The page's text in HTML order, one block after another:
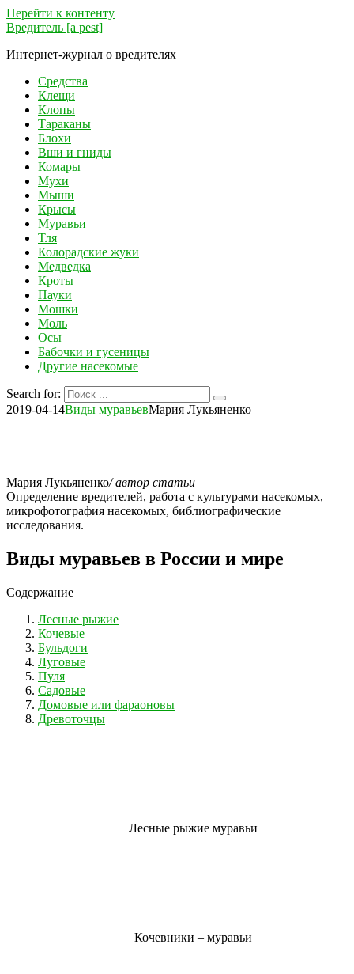
Перейти к контенту
Вредитель [a pest]
Интернет-журнал о вредителях
Средства
Клещи
Клопы
Тараканы
Блохи
Вши и гниды
Комары
Мухи
Мыши
Крысы
Муравьи
Тля
Колорадские жуки
Медведка
Кроты
Пауки
Мошки
Моль
Осы
Бабочки и гусеницы
Другие насекомые
Search for:
2019-04-14Виды муравьевМария Лукьяненко
Мария Лукьяненко/ автор статьи
Определение вредителей, работа с культурами насекомых,
микрофотография насекомых, библиографические
исследования.
Виды муравьев в России и мире
Содержание
Лесные рыжие
Кочевые
Бульдоги
Луговые
Пуля
Садовые
Домовые или фараоновы
Древоточцы
Лесные рыжие муравьи
Кочевники – муравьи